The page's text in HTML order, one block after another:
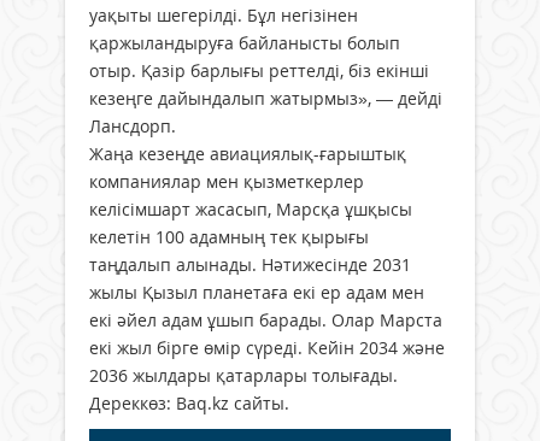
уақыты шегерілді. Бұл негізінен
қаржыландыруға байланысты болып
отыр. Қазір барлығы реттелді, біз екінші
кезеңге дайындалып жатырмыз», — дейді
Лансдорп.
Жаңа кезеңде авиациялық-ғарыштық
компаниялар мен қызметкерлер
келісімшарт жасасып, Марсқа ұшқысы
келетін 100 адамның тек қырығы
таңдалып алынады. Нәтижесінде 2031
жылы Қызыл планетаға екі ер адам мен
екі әйел адам ұшып барады. Олар Марста
екі жыл бірге өмір сүреді. Кейін 2034 және
2036 жылдары қатарлары толығады.
Дереккөз: Baq.kz сайты.